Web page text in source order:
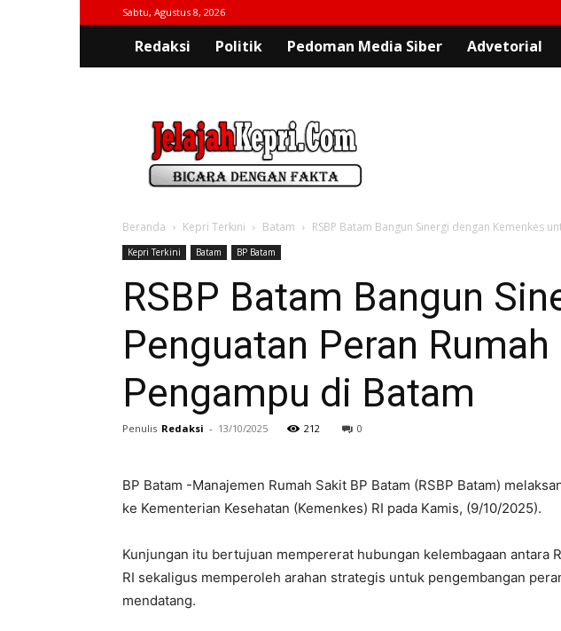
Sabtu, Agustus 8, 2026
Redaksi Politik Pedoman Media Siber Advetorial
Beranda Kepri Terkini Batam RSBP Batam Bangun Sinergi dengan Kemenkes
Kepri Terkini Batam BP Batam
RSBP Batam Bangun
Penguatan Peran
Pengampu di Batam
Penulis Redaksi - 13/10/2025 212 0
BP Batam -Manajemen Rumah Sakit BP Batam (RSBP Batam)
ke Kementerian Kesehatan (Kemenkes) RI pada Kamis, (9/10/2025).
Kunjungan itu bertujuan mempererat hubungan kelembagaan antara
RI sekaligus memperoleh arahan strategis untuk pengembangan
mendatang.